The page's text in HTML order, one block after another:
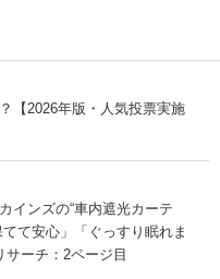
【2026年版・人気投票実施
インズの“車内遮光カーテ
て安心」「ぐっすり眠れま
ーチ：2ページ目